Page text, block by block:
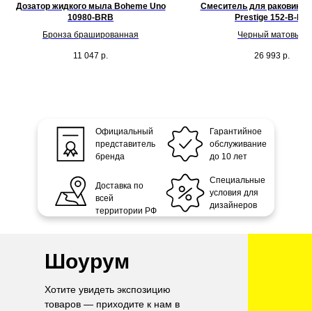
Дозатор жидкого мыла Boheme Uno
10980-BRB
Бронза брашированная
11 047 р.
Смеситель для раковины
Prestige 152-B-PR
Черный матовый
26 993 р.
Официальный
представитель
бренда
Доставка по
всей
территории РФ
Гарантийное
обслуживание
до 10 лет
Специальные
условия для
дизайнеров
Шоурум
Хотите увидеть экспозицию
товаров — приходите к нам в